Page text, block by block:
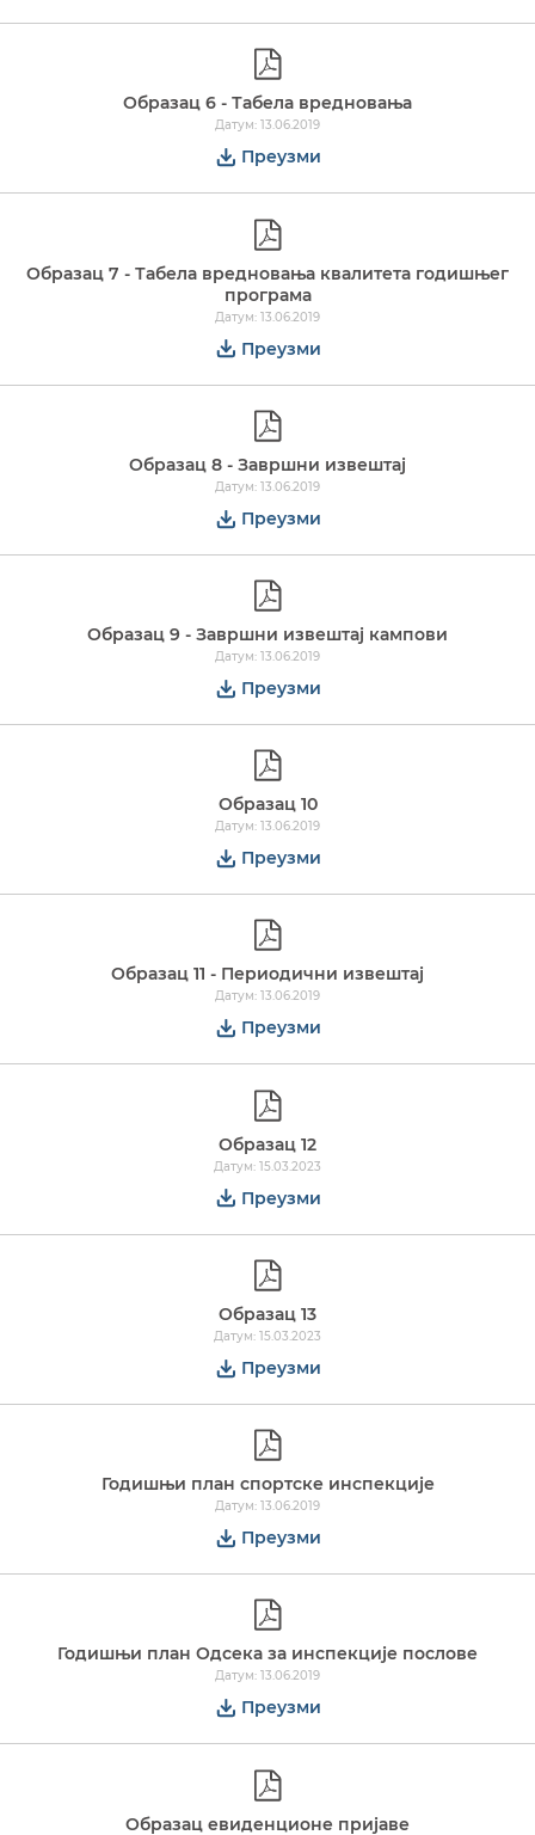
Образац 6 - Табела вредновања
Датум: 13.06.2019
Преузми
Образац 7 - Табела вредновања квалитета годишњег
програма
Датум: 13.06.2019
Преузми
Образац 8 - Завршни извештај
Датум: 13.06.2019
Преузми
Образац 9 - Завршни извештај кампови
Датум: 13.06.2019
Преузми
Образац 10
Датум: 13.06.2019
Преузми
Образац 11 - Периодични извештај
Датум: 13.06.2019
Преузми
Образац 12
Датум: 15.03.2023
Преузми
Образац 13
Датум: 15.03.2023
Преузми
Годишњи план спортске инспекције
Датум: 13.06.2019
Преузми
Годишњи план Одсека за инспекције послове
Датум: 13.06.2019
Преузми
Образац евиденционе пријаве